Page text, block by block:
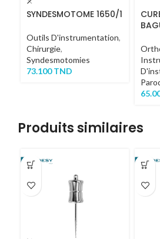
SYNDESMOTOME 1650/1
Outils D'instrumentation,
Chirurgie,
Syndesmotomies
73.100TND
Produits similaires